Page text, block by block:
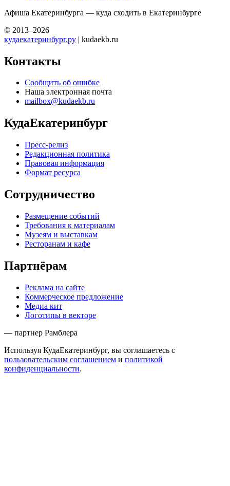
Афиша Екатеринбурга — куда сходить в Екатеринбурге
© 2013–2026
кудаекатеринбург.ру | kudaekb.ru
Контакты
Сообщить об ошибке
Наша электронная почта
mailbox@kudaekb.ru
КудаЕкатеринбург
Пресс-релиз
Редакционная политика
Правовая информация
Формат ресурса
Сотрудничество
Размещение событий
Требования к материалам
Музеям и выставкам
Ресторанам и кафе
Партнёрам
Реклама на сайте
Коммерческое предложение
Медиа кит
Логотипы в векторе
— партнер Рамблера
Используя КудаЕкатеринбург, вы соглашаетесь с
пользовательским соглашением и политикой
конфиденциальности.